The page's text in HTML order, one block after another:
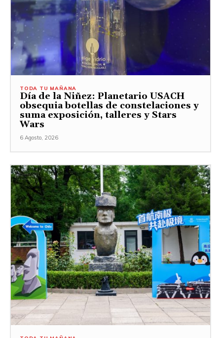
TODA TU MAÑANA
Día de la Niñez: Planetario USACH
obsequia botellas de constelaciones y
suma exposición, talleres y Stars
Wars
6 Agosto, 2026